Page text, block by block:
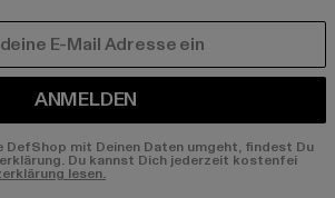
ANMELDEN
DefShop mit Deinen Daten umgeht, findest Du
Du kannst Dich jederzeit kostenfei
lesen.